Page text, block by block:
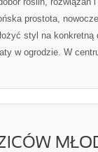
prostota,
styl na konkretną
w ogrodzie. W